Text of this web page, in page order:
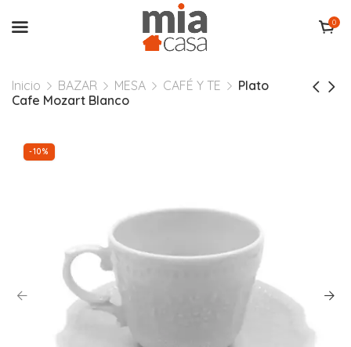
0
Inicio BAZAR MESA CAFÉ Y TE
Plato
Cafe Mozart Blanco
-10%